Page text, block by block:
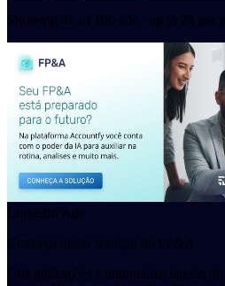
Showing 47 of 106 ads · up to 24 per
LinkedIn Ads
Conheça nossa solução de FP&A
Crie aplicações e automatize tarefas